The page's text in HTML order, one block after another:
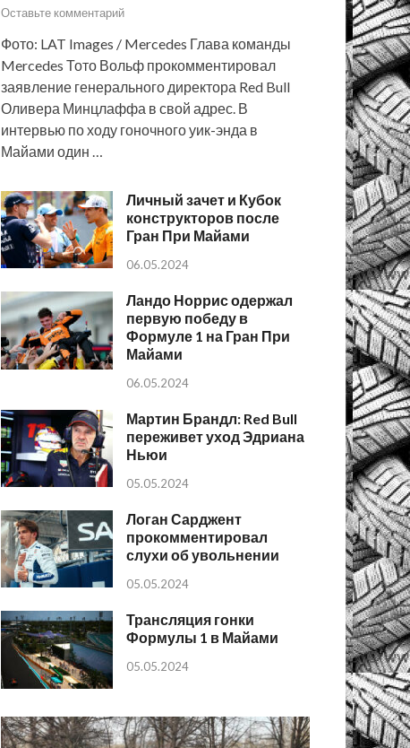
Оставьте комментарий
Фото: LAT Images / Mercedes Глава команды
Mercedes Тото Вольф прокомментировал
заявление генерального директора Red Bull
Оливера Минцлаффа в свой адрес. В
интервью по ходу гоночного уик-энда в
Майами один …
Личный зачет и Кубок
конструкторов после
Гран При Майами
06.05.2024
Ландо Норрис одержал
первую победу в
Формуле 1 на Гран При
Майами
06.05.2024
Мартин Брандл: Red Bull
переживет уход Эдриана
Ньюи
05.05.2024
Логан Сарджент
прокомментировал
слухи об увольнении
05.05.2024
Трансляция гонки
Формулы 1 в Майами
05.05.2024